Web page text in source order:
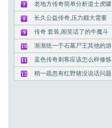
老地方传奇简单分析道士虎啸
长久公益传奇,压力颇大需要
传奇 套装,闹笑话了的牛魔斗
渐渐统一于石墓尸王其他的游
蓝色传奇刺客应该怎么样修炼
稍一疏忽有红野猪没说话问题